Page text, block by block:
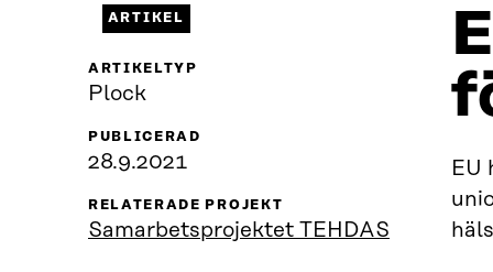
EU
ARTIKEL
ARTIKELTYP
Plock
PUBLICERAD
28.9.2021
RELATERADE PROJEKT
Samarbetsprojektet TEHDAS